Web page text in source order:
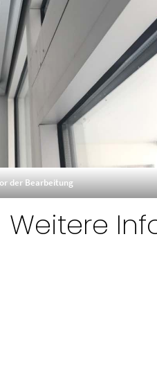
der Bearbeitung
Weitere